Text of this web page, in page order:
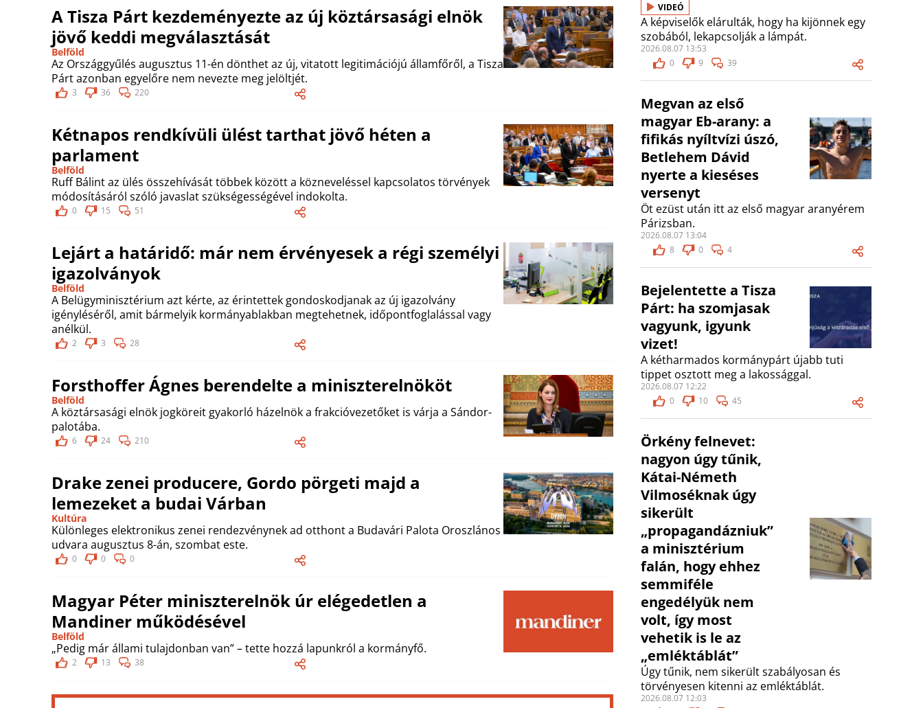
A Tisza Párt kezdeményezte az új köztársasági elnök
jövő keddi megválasztását
Belföld
Az Országgyűlés augusztus 11-én dönthet az új, vitatott legitimációjú államfőről, a Tisza
Párt azonban egyelőre nem nevezte meg jelöltjét.
3 36 220
Kétnapos rendkívüli ülést tarthat jövő héten a
parlament
Belföld
Ruff Bálint az ülés összehívását többek között a közneveléssel kapcsolatos törvények
módosításáról szóló javaslat szükségességével indokolta.
0 15 51
Lejárt a határidő: már nem érvényesek a régi személyi
igazolványok
Belföld
A Belügyminisztérium azt kérte, az érintettek gondoskodjanak az új igazolvány
igényléséről, amit bármelyik kormányablakban megtehetnek, időpontfoglalással vagy
anélkül.
2 3 28
Forsthoffer Ágnes berendelte a miniszterelnököt
Belföld
A köztársasági elnök jogköreit gyakorló házelnök a frakcióvezetőket is várja a Sándor-
palotába.
6 24 210
Drake zenei producere, Gordo pörgeti majd a
lemezeket a budai Várban
Kultúra
Különleges elektronikus zenei rendezvénynek ad otthont a Budavári Palota Oroszlános
udvara augusztus 8-án, szombat este.
0 0 0
Magyar Péter miniszterelnök úr elégedetlen a
Mandiner működésével
Belföld
„Pedig már állami tulajdonban van” – tette hozzá lapunkról a kormányfő.
2 13 38
VIDEÓ
A képviselők elárulták, hogy ha kijönnek egy
szobából, lekapcsolják a lámpát.
2026.08.07 13:53
0
9 39
Megvan az első
magyar Eb-arany: a
fifikás nyíltvízi úszó,
Betlehem Dávid
nyerte a kieséses
versenyt
Öt ezüst után itt az első magyar aranyérem
Párizsban.
2026.08.07 13:04
8
0 4
Bejelentette a Tisza
Párt: ha szomjasak
vagyunk, igyunk
vizet!
A kétharmados kormánypárt újabb tuti
tippet osztott meg a lakossággal.
2026.08.07 12:22
0
10 45
Örkény felnevet:
nagyon úgy tűnik,
Kátai-Németh
Vilmoséknak úgy
sikerült
„propagandázniuk”
a minisztérium
falán, hogy ehhez
semmiféle
engedélyük nem
volt, így most
vehetik is le az
„emléktáblát”
Úgy tűnik, nem sikerült szabályosan és
törvényesen kitenni az emléktáblát.
2026.08.07 12:03